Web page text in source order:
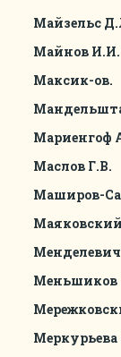
Майзельс
Майнов И.И.
Максик-ов.
Мариенгоф
Маслов Г.В.
Маширов-
Меркурьева